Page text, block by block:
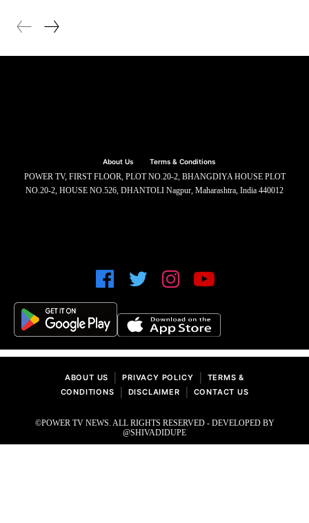
About Us Terms & Conditions
POWER TV, FIRST FLOOR, PLOT NO.20-2, BHANGDIYA HOUSE PLOT
NO.20-2, HOUSE NO.526, DHANTOLI Nagpur, Maharashtra, India 440012
ABOUT US PRIVACY POLICY
TERMS &
CONDITIONS
DISCLAIMER CONTACT US
©POWER TV NEWS. ALL RIGHTS RESERVED - DEVELOPED BY
@SHIVADIDUPE